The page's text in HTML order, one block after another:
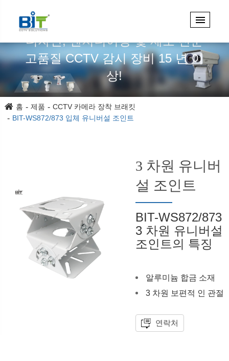
디자인, 엔지니어링 및 제조 전문
고품질 CCTV 감시 장비 15 년 이
상!
홈 제품
CCTV 카메라 장착 브래킷
BIT-WS872/873 입체 유니버설 조인트
3 차원 유니버
설 조인트
BIT-WS872/873
3 차원 유니버설
조인트의 특징
알루미늄 합금 소재
3 차원 보편적 인 관절
연락처